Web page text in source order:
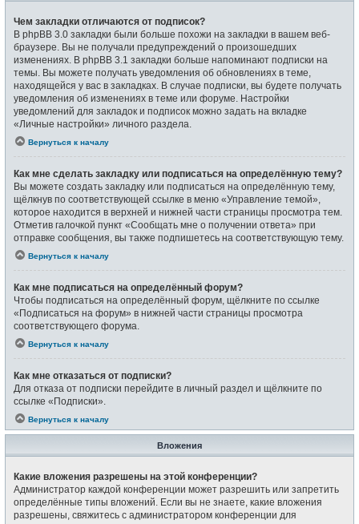
Чем закладки отличаются от подписок?
В phpBB 3.0 закладки были больше похожи на закладки в вашем веб-
браузере. Вы не получали предупреждений о произошедших
изменениях. В phpBB 3.1 закладки больше напоминают подписки на
темы. Вы можете получать уведомления об обновлениях в теме,
находящейся у вас в закладках. В случае подписки, вы будете получать
уведомления об изменениях в теме или форуме. Настройки
уведомлений для закладок и подписок можно задать на вкладке
«Личные настройки» личного раздела.
Вернуться к началу
Как мне сделать закладку или подписаться на определённую тему?
Вы можете создать закладку или подписаться на определённую тему,
щёлкнув по соответствующей ссылке в меню «Управление темой»,
которое находится в верхней и нижней части страницы просмотра тем.
Отметив галочкой пункт «Сообщать мне о получении ответа» при
отправке сообщения, вы также подпишетесь на соответствующую тему.
Вернуться к началу
Как мне подписаться на определённый форум?
Чтобы подписаться на определённый форум, щёлкните по ссылке
«Подписаться на форум» в нижней части страницы просмотра
соответствующего форума.
Вернуться к началу
Как мне отказаться от подписки?
Для отказа от подписки перейдите в личный раздел и щёлкните по
ссылке «Подписки».
Вернуться к началу
Вложения
Какие вложения разрешены на этой конференции?
Администратор каждой конференции может разрешить или запретить
определённые типы вложений. Если вы не знаете, какие вложения
разрешены, свяжитесь с администратором конференции для